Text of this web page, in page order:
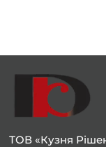
ТОВ «Кузня